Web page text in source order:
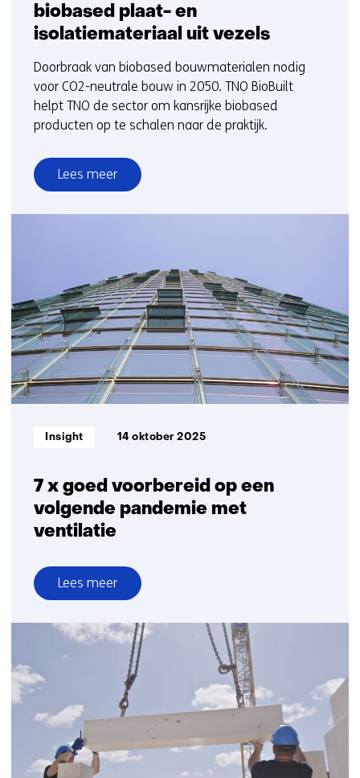
biobased plaat- en
isolatiemateriaal uit vezels
Doorbraak van biobased bouwmaterialen nodig
voor CO2-neutrale bouw in 2050. TNO BioBuilt
helpt TNO de sector om kansrijke biobased
producten op te schalen naar de praktijk.
Lees meer
over
TNO
biobased
plaat-
en
isolatiemateriaal
vezels
7 x goed voorbereid op een
volgende pandemie met
ventilatie
Informatietype:
Insight 14 oktober 2025
Lees meer
over
7
goed
een
volgende
pandemie